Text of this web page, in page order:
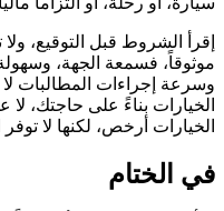
إقرأ الشروط قبل التوقيع،
موثوقاً، فسمعة الجهة،
وسرعة إجراءات المطالبات
الخيارات بناءً على حاجتك،
الخيارات أرخص، لكنها لا
في الختام